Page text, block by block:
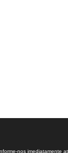
nos imediatamente